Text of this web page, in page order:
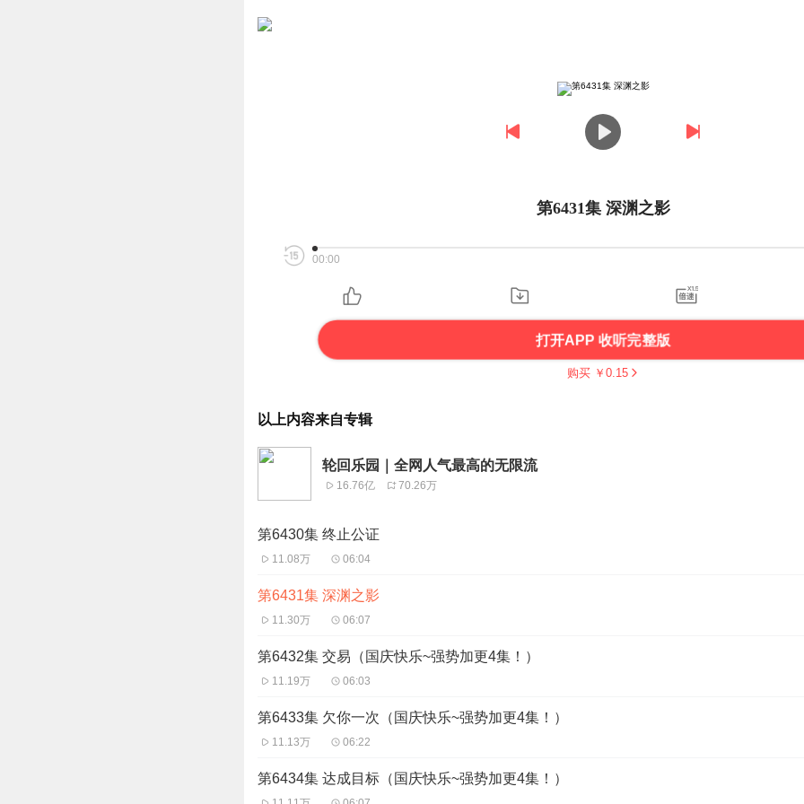
第6431集 深渊之影
00:00
打开APP 收听完整版
购买 ￥ 0.15
以上内容来自专辑
轮回乐园｜全网人气最高的无限流
16.76亿 70.26万
第6430集 终止公证
11.08万 06:04
第6431集 深渊之影
11.30万 06:07
第6432集 交易（国庆快乐~强势加更4集！）
11.19万 06:03
第6433集 欠你一次（国庆快乐~强势加更4集！）
11.13万 06:22
第6434集 达成目标（国庆快乐~强势加更4集！）